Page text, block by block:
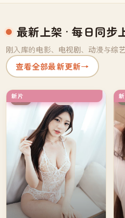
最新上架 · 每日同步
刚入库的电影、电视剧、动漫与综
查看全部最新更新→
新片
英国